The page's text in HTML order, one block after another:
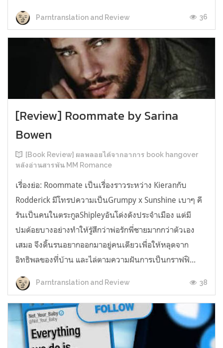
Parntranslation and Review 36
[Review] Roommate by Sarina
Bowen
[Book Review] ผลพลอยได้จากอาการ book hangover
หลังอ่านสารพัน MM Romance
เรื่องย่อ: Roommate เป็นเรื่องราวระหว่าง Kieranกับ
Rodderick มีโทรปความเป็นGrumpy x Sunshine เบาๆ คี
รันเป็นคนในตระกูลShipleyอันโด่งดังประจำเมือง แต่มี
ปมด้อยบางอย่างทำให้รู้สึกว่าพ่อรักพี่ชายมากกว่าตัวเอง
เสมอ จึงดิ้นรนอยากออกมาอยู่คนเดียวเพื่อให้หลุดจาก
อิทธิพลของที่บ้าน และไล่ตามความฝันการเป็นกราฟฟิ...
Parntranslation and Review 38